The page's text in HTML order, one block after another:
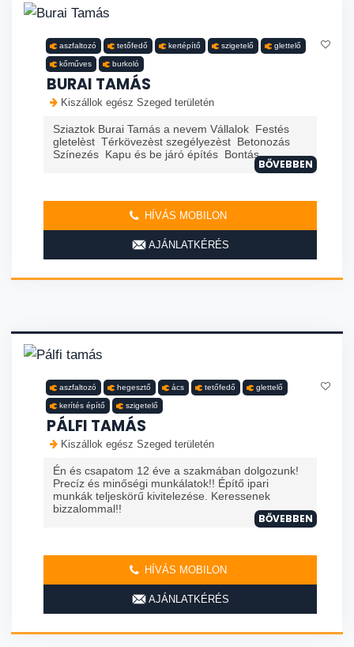
aszfaltozó tetőfedő kertépítő szigetelő glettelő
kőműves burkoló
BURAI TAMÁS
Kiszállok egész Szeged területén
Sziaztok Burai Tamás a nevem Vállalok Festés
gletelèst Térkövezèst szegélyezèst Betonozás
Színezés Kapu és be járó építés Bontás
BŐVEBBEN
HÍVÁS MOBILON
AJÁNLATKÉRÉS
aszfaltozó hegesztő ács tetőfedő glettelő
kerítés építő szigetelő
PÁLFI TAMÁS
Kiszállok egész Szeged területén
Én és csapatom 12 éve a szakmában dolgozunk!
Precíz és minőségi munkálatok!! Építő ipari
munkák teljeskörű kivitelezése. Keressenek
bizzalommal!!
BŐVEBBEN
HÍVÁS MOBILON
AJÁNLATKÉRÉS